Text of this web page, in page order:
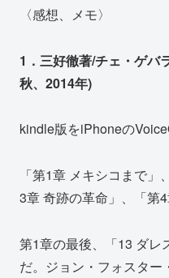
〈感想、メモ〉
1．三好徹著/チェ・ゲバ
秋、2014年)
kindle版をiPhoneの
「第1章 メキシコまで
3章 奇跡の革命」、「第
第1章の最後、「13 ダレ
だ。ジョン・フォスター